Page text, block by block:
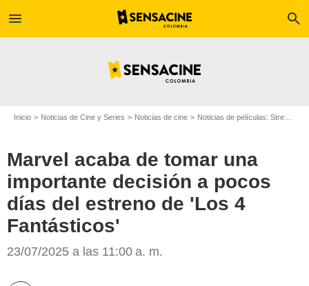
menu search
Inicio Noticias de Cine y Series Noticias de cine Noticias de películas: Streaming
Marvel acaba de tomar una
importante decisión a pocos
días del estreno de 'Los 4
Fantásticos'
23/07/2025 a las 11:00 a. m.